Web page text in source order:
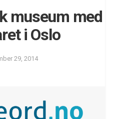
museum med
i Oslo
29, 2014